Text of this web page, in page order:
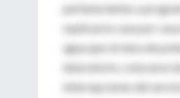
pertenecientes a
explicaron casa por
agua que sirviera de
laboratorio, colocaron
interrupciones del